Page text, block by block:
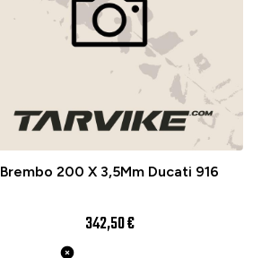
Brembo 200 X 3,5Mm Ducati 916
342,50 €